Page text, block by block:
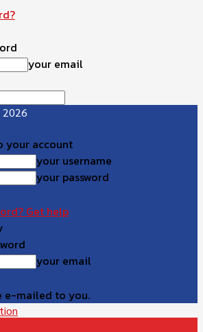
your email
2026
your account
your username
your password
Get help
your email
e-mailed to you.